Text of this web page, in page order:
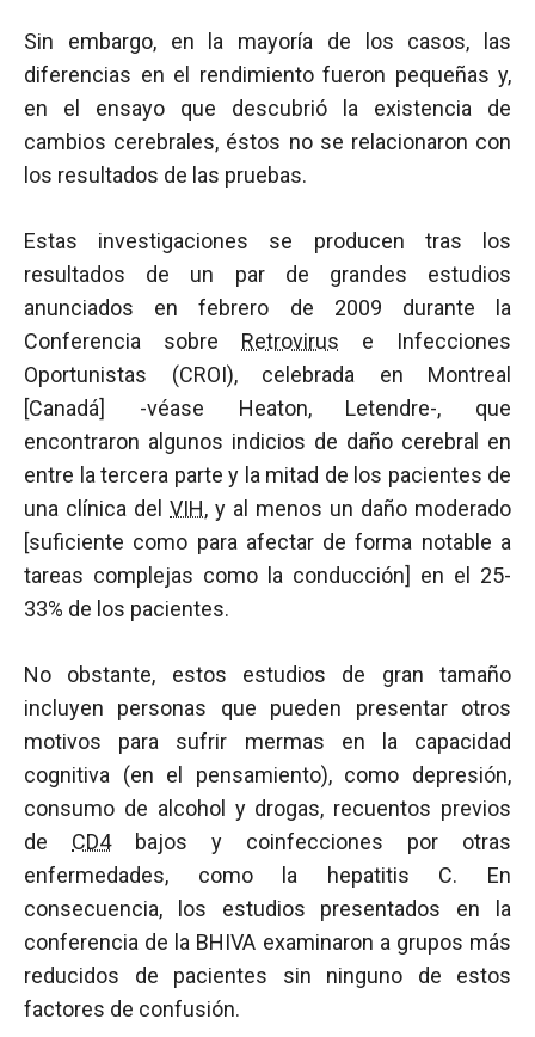
Sin embargo, en la mayoría de los casos, las
diferencias en el rendimiento fueron pequeñas y,
en el ensayo que descubrió la existencia de
cambios cerebrales, éstos no se relacionaron con
los resultados de las pruebas.
Estas investigaciones se producen tras los
resultados de un par de grandes estudios
anunciados en febrero de 2009 durante la
Conferencia sobre Retrovirus e Infecciones
Oportunistas (CROI), celebrada en Montreal
[Canadá] -véase Heaton, Letendre-, que
encontraron algunos indicios de daño cerebral en
entre la tercera parte y la mitad de los pacientes de
una clínica del VIH, y al menos un daño moderado
[suficiente como para afectar de forma notable a
tareas complejas como la conducción] en el 25-
33% de los pacientes.
No obstante, estos estudios de gran tamaño
incluyen personas que pueden presentar otros
motivos para sufrir mermas en la capacidad
cognitiva (en el pensamiento), como depresión,
consumo de alcohol y drogas, recuentos previos
de CD4bajos y coinfecciones por otras
enfermedades, como la hepatitis C. En
consecuencia, los estudios presentados en la
conferencia de la BHIVA examinaron a grupos más
reducidos de pacientes sin ninguno de estos
factores de confusión.